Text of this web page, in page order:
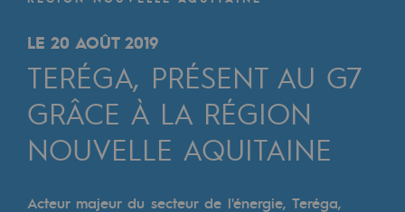
Teréga
Teréga
Accélérateur de la transition énergétique
Un réseau local et européen
Une organisation adaptative et ouverte
LE 20 AOÛT 2019
TERÉGA, PRÉSENT AU G7
GRÂCE À LA RÉGION
NOUVELLE AQUITAINE
Acteur majeur du secteur de l'énergie, Teréga,